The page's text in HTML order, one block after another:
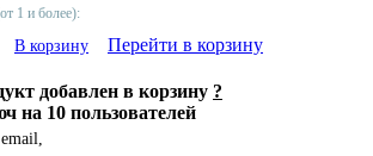
1 и более):
В корзину Перейти в корзину
добавлен в корзину ?
на 10 пользователей